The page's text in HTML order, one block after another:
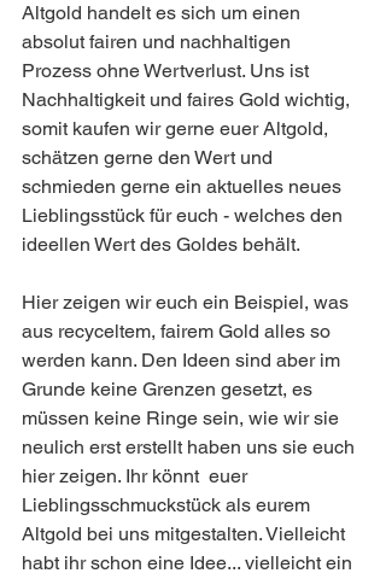
Altgold handelt es sich um einen
absolut fairen und nachhaltigen
Prozess ohne Wertverlust. Uns ist
Nachhaltigkeit und faires Gold wichtig,
somit kaufen wir gerne euer Altgold,
schätzen gerne den Wert und
schmieden gerne ein aktuelles neues
Lieblingsstück für euch - welches den
ideellen Wert des Goldes behält.
Hier zeigen wir euch ein Beispiel, was
aus recyceltem, fairem Gold alles so
werden kann. Den Ideen sind aber im
Grunde keine Grenzen gesetzt, es
müssen keine Ringe sein, wie wir sie
neulich erst erstellt haben uns sie euch
hier zeigen. Ihr könnt  euer
Lieblingsschmuckstück als eurem
Altgold bei uns mitgestalten. Vielleicht
habt ihr schon eine Idee... vielleicht ein